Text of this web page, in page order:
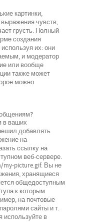
картинки,
чувств,
грусть. Полный
создания
их: они
и модератор
или вообще
также может
можно
в ваших
добавлять
на
ссылку на
веб-сервере.
my-picture.gif. Вы не
хранящиеся
общедоступным
к которым
на почтовые
сайты и т.
используйте в